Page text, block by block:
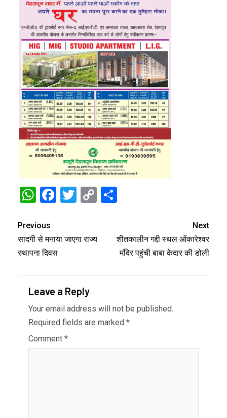
WhatsApp
Facebook
Twitter
Copy
Previous
सादगी से मनाया जाएगा राज्य
स्थापना दिवस
Next
शीतकालीन गद्दी स्थल ओंकारेश्वर
मंदिर पहुंची बाबा केदार की डोली
Leave a Reply
Your email address will not be published.
Required fields are marked *
Comment *